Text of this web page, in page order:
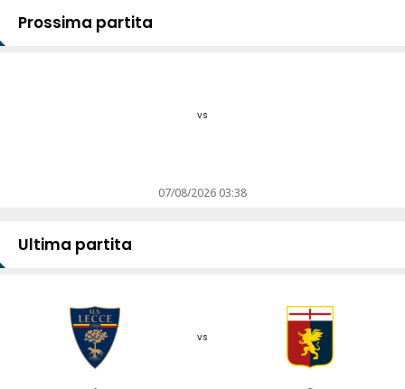
Prossima partita
vs
07/08/2026 03:38
Ultima partita
vs